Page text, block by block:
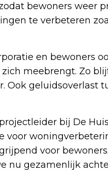
bewoners weer
te verbeteren
en bewoners
meebrengt. Zo
Ook geluidsoverlast
bij De
voor
voor
nu gezamenlijk